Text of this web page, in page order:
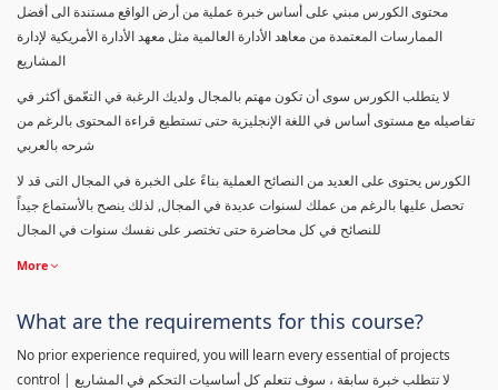
محتوى الكورس مبني على أساس خبرة عملية من أرض الواقع مستندة الى أفضل
الممارسات المعتمدة من معاهد الأدارة العالمية مثل معهد الأدارة الأمريكية لإدارة
المشاريع
لا يتطلب الكورس سوى أن تكون مهتم بالمجال ولديك الرغبة في التعّمق أكثر في
تفاصيله مع مستوى أساس في اللغة الإنجليزية حتى تستطيع قراءة المحتوى بالرغم من
شرحه بالعربي
الكورس يحتوى على العديد من النصائح العملية بناءً على الخبرة في المجال التى قد لا
تحصل عليها بالرغم من عملك لسنوات عديدة في المجال, لذلك ينصح بالأستماع جيداً
للنصائح في كل محاضرة حتى تختصر على نفسك سنوات في المجال
More
What are the requirements for this course?
No prior experience required, you will learn every essential of projects
control | لا تتطلب خبرة سابقة ، سوف تتعلم كل أساسيات التحكم في المشاريع